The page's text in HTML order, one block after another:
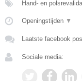
Hand- en
Openingstijden ▼
Laatste facebook
Sociale media: